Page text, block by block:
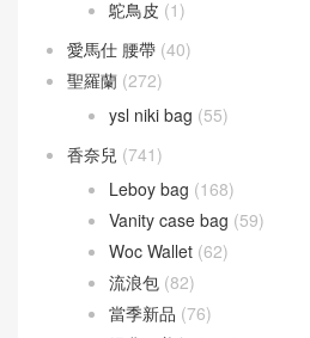
Jonathan Leather
Taurillion Novillo
Taurillon Clemence 皮
Togo leather
尼羅鱷魚 兩點 Nilo crocodile
灣鱷 倒 V Porosus(43)
美洲鱷魚 方塊 Alligator
鴕鳥皮 (1)
愛馬仕 腰帶(40)